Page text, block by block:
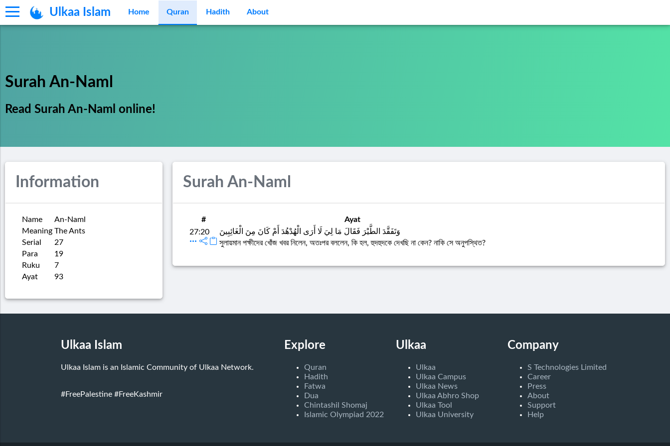
Ulkaa Islam Home Quran Hadith About
Surah An-Naml
Read Surah An-Naml online!
Information
Name
An-Naml
Meaning The Ants
Serial
27
Para
19
Ruku
7
Ayat
93
Surah An-Naml
#
Ayat
27:20
وَتَفَقَّدَ الطَّيْرَ فَقَالَ مَا لِيَ لَا أَرَى الْهُدْهُدَ أَمْ كَانَ مِنَ الْغَائِبِينَ
সুলায়মান পক্ষীদের খোঁজ খবর নিলেন, অতঃপর বললেন, কি হল, হুদহুদকে দেখছি না কেন? নাকি সে অনুপস্থিত?
Ulkaa Islam
Ulkaa Islam is an Islamic Community of Ulkaa Network.
#FreePalestine #FreeKashmir
Explore
Quran
Hadith
Fatwa
Dua
Chintashil Shomaj
Islamic Olympiad 2022
Ulkaa
Ulkaa
Ulkaa Campus
Ulkaa News
Ulkaa Abhro Shop
Ulkaa Tool
Ulkaa University
Company
S Technologies Limited
Career
Press
About
Support
Help